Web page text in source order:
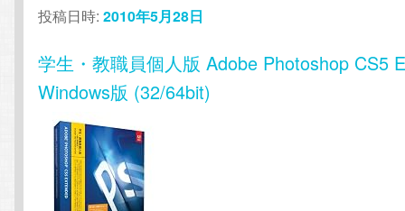
投稿日時:2010年5月28日
学生・教職員個人版 Adobe Photoshop CS5
Windows版 (32/64bit)